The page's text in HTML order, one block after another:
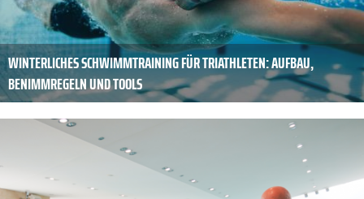
WINTERLICHES SCHWIMMTRAINING FÜR TRIATHLETEN: AUFBAU,
BENIMMREGELN UND TOOLS